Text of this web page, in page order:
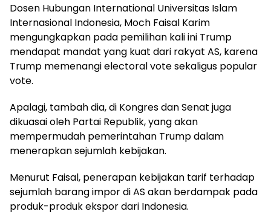
Dosen Hubungan International Universitas Islam
Internasional Indonesia, Moch Faisal Karim
mengungkapkan pada pemilihan kali ini Trump
mendapat mandat yang kuat dari rakyat AS, karena
Trump memenangi electoral vote sekaligus popular
vote.
Apalagi, tambah dia, di Kongres dan Senat juga
dikuasai oleh Partai Republik, yang akan
mempermudah pemerintahan Trump dalam
menerapkan sejumlah kebijakan.
Menurut Faisal, penerapan kebijakan tarif terhadap
sejumlah barang impor di AS akan berdampak pada
produk-produk ekspor dari Indonesia.